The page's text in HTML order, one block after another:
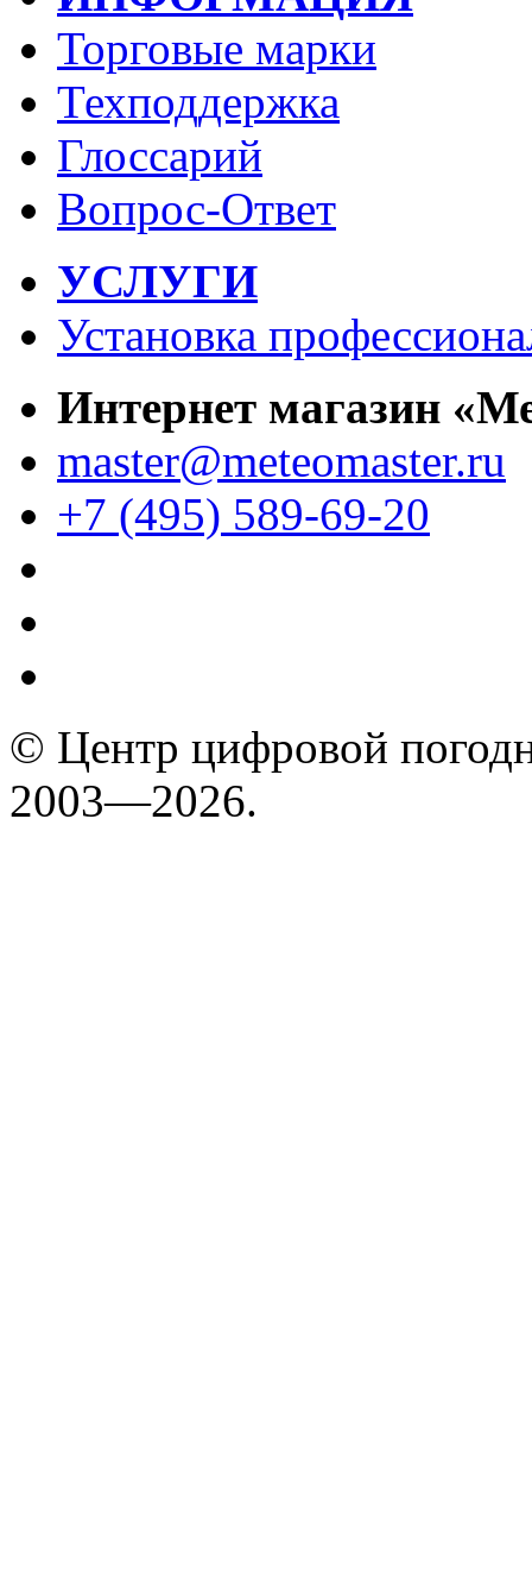
Торговые марки
Техподдержка
Глоссарий
Вопрос-Ответ
УСЛУГИ
Установка
Интернет магазин
master@meteomaster.ru
+7 (495) 589-69-20
© Центр цифровой
2003—2026.